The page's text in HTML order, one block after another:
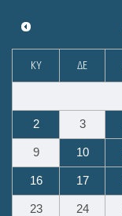
ΚΥ ΔΕ
2 3
9 10
16 17
23 24